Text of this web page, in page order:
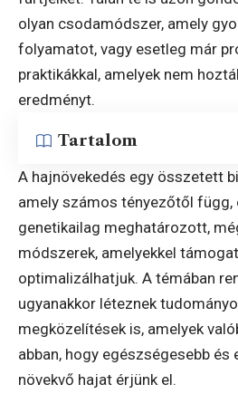
olyan csodamódszer, amely
folyamatot, vagy esetleg már
praktikákkal, amelyek nem
eredményt.
Tartalom
A hajnövekedés egy összetett
amely számos tényezőtől függ,
genetikailag meghatározott,
módszerek, amelyekkel
optimalizálhatjuk. A témában
ugyanakkor léteznek
megközelítések is, amelyek
abban, hogy egészségesebb és
növekvő hajat érjünk el.